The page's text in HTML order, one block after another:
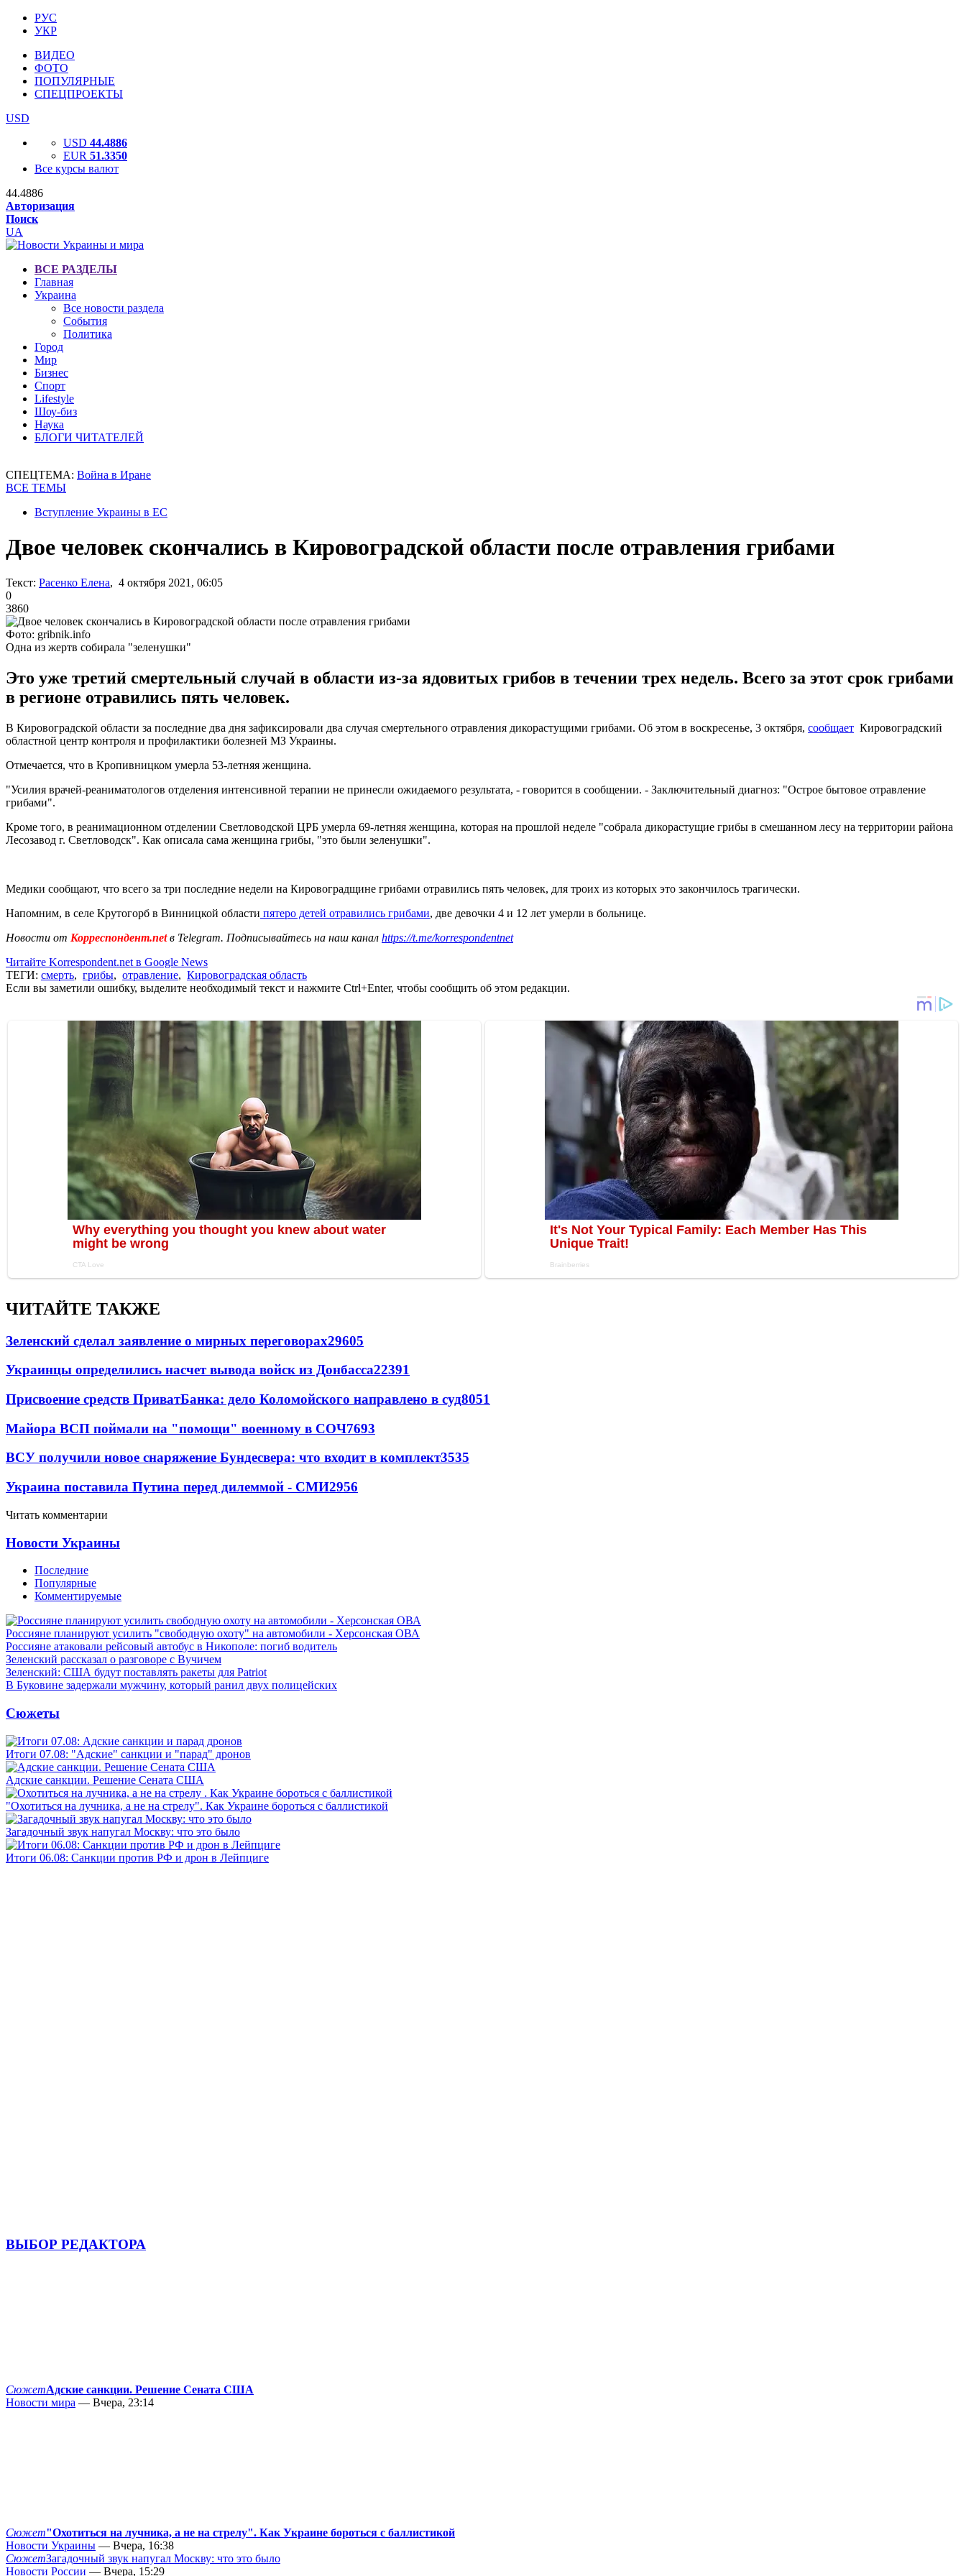
РУС
УКР
ВИДЕО
ФОТО
ПОПУЛЯРНЫЕ
СПЕЦПРОЕКТЫ
USD
USD 44.4886
EUR 51.3350
Все курсы валют
44.4886
Авторизация
Поиск
UA
ВСЕ РАЗДЕЛЫ
Главная
Украина
Все новости раздела
События
Политика
Город
Мир
Бизнес
Спорт
Lifestyle
Шоу-биз
Наука
БЛОГИ ЧИТАТЕЛЕЙ
СПЕЦТЕМА: Война в Иране
ВСЕ ТЕМЫ
Вступление Украины в ЕС
Двое человек скончались в Кировоградской области после отравления грибами
Текст: Расенко Елена, 4 октября 2021, 06:05
0
3860
Фото: gribnik.info
Одна из жертв собирала "зеленушки"
Это уже третий смертельный случай в области из-за ядовитых грибов в течении трех недель. Всего за этот срок грибами
в регионе отравились пять человек.
В Кировоградской области за последние два дня зафиксировали два случая смертельного отравления дикорастущими грибами. Об этом в воскресенье, 3 октября, сообщает Кировоградский
областной центр контроля и профилактики болезней МЗ Украины.
Отмечается, что в Кропивницком умерла 53-летняя женщина.
"Усилия врачей-реаниматологов отделения интенсивной терапии не принесли ожидаемого результата, - говорится в сообщении. - Заключительный диагноз: "Острое бытовое отравление
грибами".
Кроме того, в реанимационном отделении Светловодской ЦРБ умерла 69-летняя женщина, которая на прошлой неделе "собрала дикорастущие грибы в смешанном лесу на территории района
Лесозавод г. Светловодск". Как описала сама женщина грибы, "это были зеленушки".
Медики сообщают, что всего за три последние недели на Кировоградщине грибами отравились пять человек, для троих из которых это закончилось трагически.
Напомним, в селе Крутогорб в Винницкой области пятеро детей отравились грибами, две девочки 4 и 12 лет умерли в больнице.
Новости от Корреспондент.netв Telegram. Подписывайтесь на наш канал https://t.me/korrespondentnet
Читайте Korrespondent.net в Google News
ТЕГИ: смерть, грибы, отравление, Кировоградская область
Если вы заметили ошибку, выделите необходимый текст и нажмите Ctrl+Enter, чтобы сообщить об этом редакции.
ЧИТАЙТЕ ТАКЖЕ
Зеленский сделал заявление о мирных переговорах29605
Украинцы определились насчет вывода войск из Донбасса22391
Присвоение средств ПриватБанка: дело Коломойского направлено в суд8051
Майора ВСП поймали на "помощи" военному в СОЧ7693
ВСУ получили новое снаряжение Бундесвера: что входит в комплект3535
Украина поставила Путина перед дилеммой - СМИ2956
Читать комментарии
Новости Украины
Последние
Популярные
Комментируемые
Россияне планируют усилить "свободную охоту" на автомобили - Херсонская ОВА
Россияне атаковали рейсовый автобус в Никополе: погиб водитель
Зеленский рассказал о разговоре с Вучичем
Зеленский: США будут поставлять ракеты для Patriot
В Буковине задержали мужчину, который ранил двух полицейских
Сюжеты
Итоги 07.08: "Адские" санкции и "парад" дронов
Адские санкции. Решение Сената США
"Охотиться на лучника, а не на стрелу". Как Украине бороться с баллистикой
Загадочный звук напугал Москву: что это было
Итоги 06.08: Санкции против РФ и дрон в Лейпциге
ВЫБОР РЕДАКТОРА
СюжетАдские санкции. Решение Сената США
Новости мира — Вчера, 23:14
Сюжет"Охотиться на лучника, а не на стрелу". Как Украине бороться с баллистикой
Новости Украины — Вчера, 16:38
СюжетЗагадочный звук напугал Москву: что это было
Новости России — Вчера, 15:29